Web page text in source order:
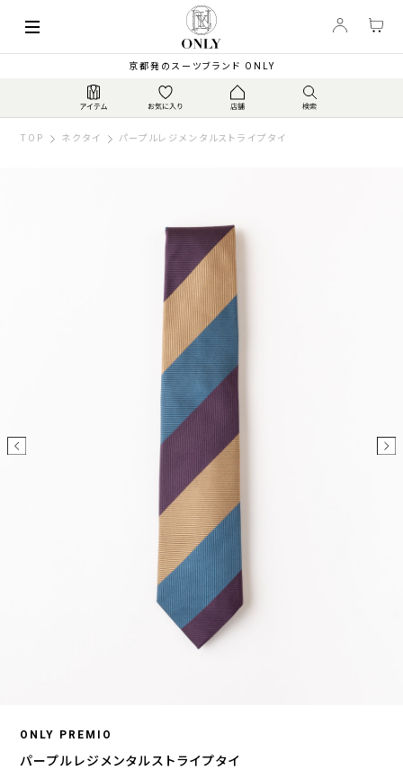
京都発のスーツブランド ONLY
TOP ネクタイ パープルレジメンタルストライプタイ
ONLY PREMIO
パープルレジメンタルストライプタイ